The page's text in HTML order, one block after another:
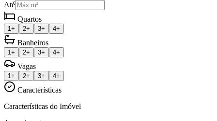
Até
Quartos
1+ 2+ 3+ 4+
Banheiros
1+ 2+ 3+ 4+
Vagas
1+ 2+ 3+ 4+
Características
Características do Imóvel